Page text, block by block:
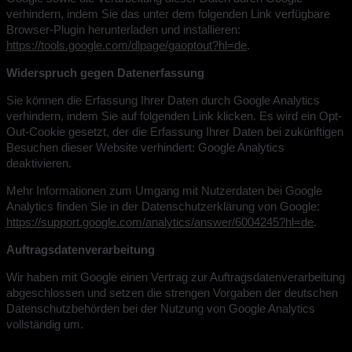
verhindern, indem Sie das unter dem folgenden Link verfügbare
Browser-Plugin herunterladen und installieren:
https://tools.google.com/dlpage/gaoptout?hl=de.
Widerspruch gegen Datenerfassung
Sie können die Erfassung Ihrer Daten durch Google Analytics
verhindern, indem Sie auf folgenden Link klicken. Es wird ein Opt-
Out-Cookie gesetzt, der die Erfassung Ihrer Daten bei zukünftigen
Besuchen dieser Website verhindert: Google Analytics
deaktivieren.
Mehr Informationen zum Umgang mit Nutzerdaten bei Google
Analytics finden Sie in der Datenschutzerklärung von Google:
https://support.google.com/analytics/answer/6004245?hl=de.
Auftragsdatenverarbeitung
Wir haben mit Google einen Vertrag zur Auftragsdatenverarbeitung
abgeschlossen und setzen die strengen Vorgaben der deutschen
Datenschutzbehörden bei der Nutzung von Google Analytics
vollständig um.